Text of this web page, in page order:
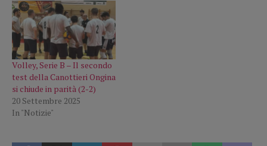
Volley, Serie B – Il secondo
test della Canottieri Ongina
si chiude in parità (2-2)
20 Settembre 2025
In "Notizie"